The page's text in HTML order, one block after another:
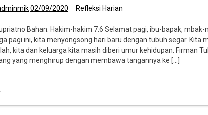
02/09/2020 Refleksi Harian
Bahan: Hakim-hakim 7:6 Selamat pagi, ibu-bapak,
pagi ini, kita menyongsong hari baru dengan tubuh segar. Kita
kita dan keluarga kita masih diberi umur kehidupan. Firman
yang menghirup dengan membawa tangannya ke […]